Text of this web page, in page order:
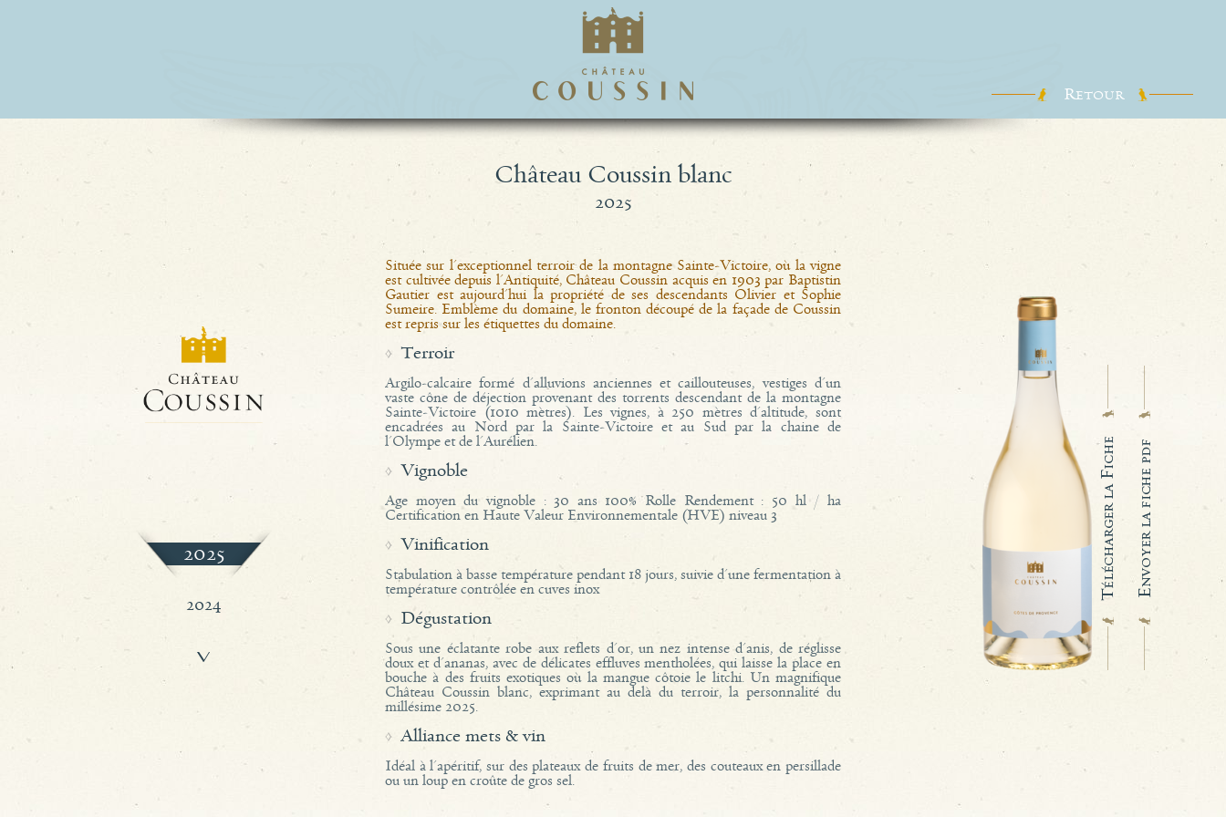
RETOUR
2025
2024
2023
Château Coussin blanc
2025
Située sur l'exceptionnel terroir de la montagne Sainte-Victoire, où la vigne
est cultivée depuis l'Antiquité, Château Coussin acquis en 1903 par Baptistin
Gautier est aujourd'hui la propriété de ses descendants Olivier et Sophie
Sumeire. Emblème du domaine, le fronton découpé de la façade de Coussin
est repris sur les étiquettes du domaine.
terroir
Argilo-calcaire formé d'alluvions anciennes et caillouteuses, vestiges d'un
vaste cône de déjection provenant des torrents descendant de la montagne
Sainte-Victoire (1010 mètres). Les vignes, à 250 mètres d'altitude, sont
encadrées au Nord par la Sainte-Victoire et au Sud par la chaine de
l'Olympe et de l'Aurélien.
vignoble
Age moyen du vignoble : 30 ans 100% Rolle Rendement : 50 hl / ha
Certification en Haute Valeur Environnementale (HVE) niveau 3
vinification
Stabulation à basse température pendant 18 jours, suivie d'une fermentation à
température contrôlée en cuves inox
dégustation
Sous une éclatante robe aux reflets d'or, un nez intense d'anis, de réglisse
doux et d'ananas, avec de délicates effluves mentholées, qui laisse la place en
bouche à des fruits exotiques où la mangue côtoie le litchi. Un magnifique
Château Coussin blanc, exprimant au delà du terroir, la personnalité du
millésime 2025.
alliance mets & vin
Idéal à l'apéritif, sur des plateaux de fruits de mer, des couteaux en persillade
ou un loup en croûte de gros sel.